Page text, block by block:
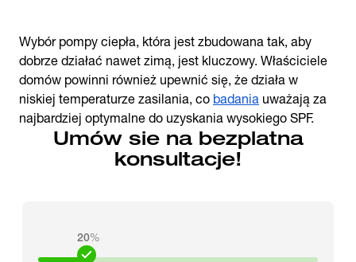
Wybór pompy ciepła, która jest zbudowana tak, aby
dobrze działać nawet zimą, jest kluczowy. Właściciele
domów powinni również upewnić się, że działa w
niskiej temperaturze zasilania, co badania uważają za
najbardziej optymalne do uzyskania wysokiego SPF.
Umów sie na bezplatna
konsultacje!
20%